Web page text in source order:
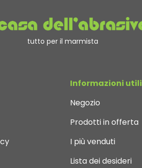
tutto per il marmista
Informazioni utili
Negozio
Prodotti in offerta
I più venduti
Lista dei desideri